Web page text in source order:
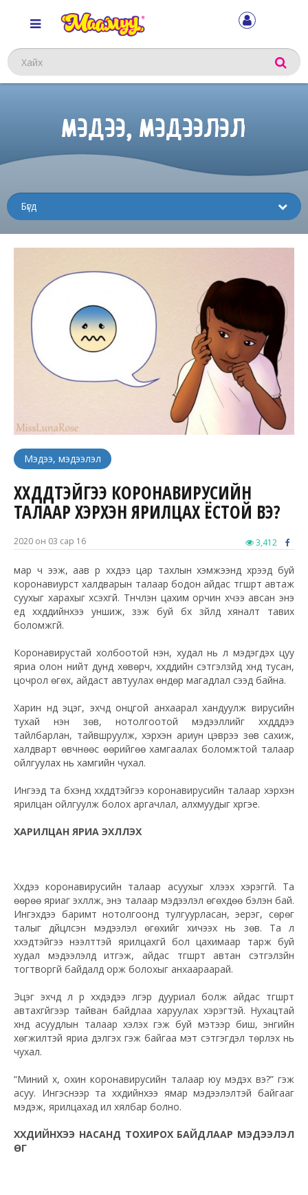
Хайх
МЭДЭЭ, МЭДЭЭЛЭЛ
Мэдээ, мэдээлэл
ХҮҮХДҮҮДТЭЙГЭЭ КОРОНАВИРУСИЙН
ТАЛААР ХЭРХЭН ЯРИЛЦАХ ЁСТОЙ ВЭ?
2020 он 03 сар 16 3,412
мар ч ээж, аав үр хүүхдээ цар тахлын хэмжээнд хүрээд буй
коронавиурст халдварын талаар бодон айдас түгшүүрт автаж
суухыг харахыг хүсэхгүй. Түүнчлэн цахим орчин хүчээ авсан энэ
үед хүүхдүүдийнхээ уншиж, үзэж буй бүх зүйлд хяналт тавих
боломжгүй.
Коронавирустай холбоотой үнэн, худал нь үл мэдэгдэх цуу
яриа олон нийт дунд хөвөрч, хүүхдүүдийн сэтгэлзүйд хүнд тусан,
цочрол өгөх, айдаст автуулах өндөр магадлал үүсээд байна.
Харин үүнд эцэг, эхчүүд онцгой анхаарал хандуулж вирусийн
тухай үнэн зөв, нотолгоотой мэдээллийг хүүхдүүддээ
тайлбарлан, тайвшруулж, хэрхэн ариун цэврээ зөв сахиж,
халдварт өвчнөөс өөрийгөө хамгаалах боломжтой талаар
ойлгуулах нь хамгийн чухал.
Ингээд та бүхэнд хүүхдүүдтэйгээ коронавирусийн талаар хэрхэн
ярилцан ойлгуулж болох аргачлал, алхмуудыг хүргэе.
ХАРИЛЦАН ЯРИА ЭХЛҮҮЛЭХ
Хүүхдээ коронавирусийн талаар асуухыг хүлээх хэрэггүй. Та
өөрөө яриаг эхлүүлж, энэ талаар мэдээлэл өгөхдөө бэлэн бай.
Ингэхдээ баримт нотолгоонд тулгуурласан, эерэг, сөрөг
талыг дүйцүүлсэн мэдээлэл өгөхийг хичээх нь зөв. Та л
хүүхэдтэйгээ нээлттэй ярилцахгүй бол цахимаар тарж буй
худал мэдээлэлд итгэж, айдас түгшүүрт автан сэтгэлзүйн
тогтворгүй байдалд орж болохыг анхаараарай.
Эцэг эхчүүд л үр хүүхдэдээ үлгэр дууриал болж айдас түгшүүрт
автахгүйгээр тайван байдлаа харуулах хэрэгтэй. Нухацтай
хүнд асуудлын талаар хэлэх гэж буй мэтээр биш, энгийн
хөгжилтэй яриа дэлгэх гэж байгаа мэт сэтгэгдэл төрүүлэх нь
чухал.
“Миний хүү, охин коронавирусийн талаар юу мэдэх вэ?” гэж
асуу. Ингэснээр та хүүхдийнхээ ямар мэдээлэлтэй байгааг
мэдэж, ярилцахад илүү хялбар болно.
ХҮҮХДИЙНХЭЭ НАСАНД ТОХИРОХ БАЙДЛААР МЭДЭЭЛЭЛ
ӨГ